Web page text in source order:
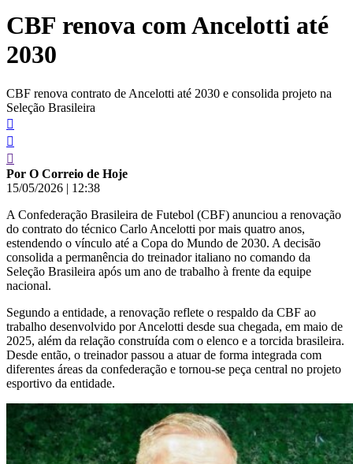
conteúdo
CBF renova com Ancelotti até
2030
CBF renova contrato de Ancelotti até 2030 e consolida projeto na
Seleção Brasileira
Por O Correio de Hoje
15/05/2026 | 12:38
A Confederação Brasileira de Futebol (CBF) anunciou a renovação
do contrato do técnico Carlo Ancelotti por mais quatro anos,
estendendo o vínculo até a Copa do Mundo de 2030. A decisão
consolida a permanência do treinador italiano no comando da
Seleção Brasileira após um ano de trabalho à frente da equipe
nacional.
Segundo a entidade, a renovação reflete o respaldo da CBF ao
trabalho desenvolvido por Ancelotti desde sua chegada, em maio de
2025, além da relação construída com o elenco e a torcida brasileira.
Desde então, o treinador passou a atuar de forma integrada com
diferentes áreas da confederação e tornou-se peça central no projeto
esportivo da entidade.